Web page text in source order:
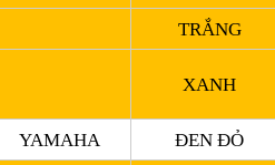
TRẮNG
XANH
YAMAHA
ĐEN ĐỎ